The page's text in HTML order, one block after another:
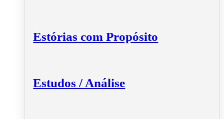
Estórias com Propósito
Estudos / Análise